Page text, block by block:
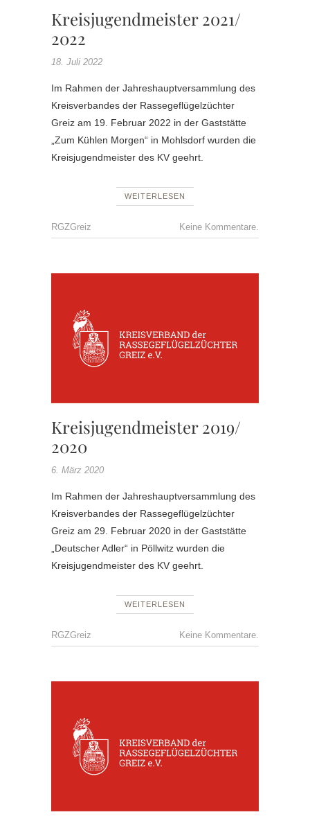
Kreisjugendmeister 2021/
2022
18. Juli 2022
Im Rahmen der Jahreshauptversammlung des
Kreisverbandes der Rassegeflügelzüchter
Greiz am 19. Februar 2022 in der Gaststätte
„Zum Kühlen Morgen“ in Mohlsdorf wurden die
Kreisjugendmeister des KV geehrt.
WEITERLESEN
RGZGreiz Keine Kommentare.
Kreisjugendmeister 2019/
2020
6. März 2020
Im Rahmen der Jahreshauptversammlung des
Kreisverbandes der Rassegeflügelzüchter
Greiz am 29. Februar 2020 in der Gaststätte
„Deutscher Adler“ in Pöllwitz wurden die
Kreisjugendmeister des KV geehrt.
WEITERLESEN
RGZGreiz Keine Kommentare.